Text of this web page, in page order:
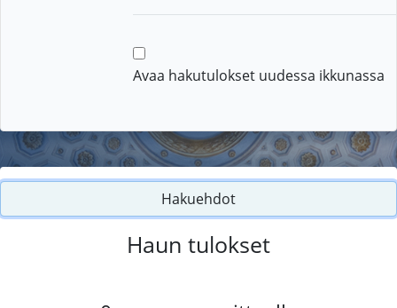
Avaa hakutulokset uudessa ikkunassa
Hakuehdot
Haun tulokset